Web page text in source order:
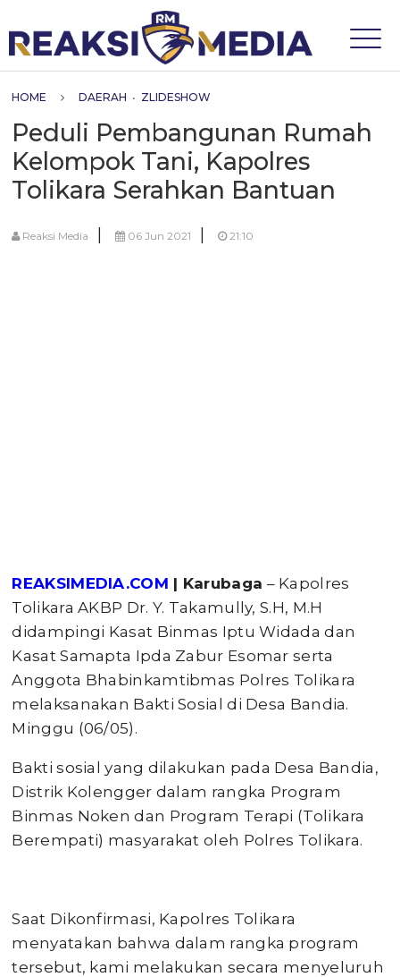
HOME DAERAH • ZLIDESHOW
Peduli Pembangunan Rumah
Kelompok Tani, Kapolres
Tolikara Serahkan Bantuan
Reaksi Media | 06 Jun 2021 | 21:10
REAKSIMEDIA.COM | Karubaga – Kapolres
Tolikara AKBP Dr. Y. Takamully, S.H, M.H
didampingi Kasat Binmas Iptu Widada dan
Kasat Samapta Ipda Zabur Esomar serta
Anggota Bhabinkamtibmas Polres Tolikara
melaksanakan Bakti Sosial di Desa Bandia.
Minggu (06/05).
Bakti sosial yang dilakukan pada Desa Bandia,
Distrik Kolengger dalam rangka Program
Binmas Noken dan Program Terapi (Tolikara
Berempati) masyarakat oleh Polres Tolikara.
Saat Dikonfirmasi, Kapolres Tolikara
menyatakan bahwa dalam rangka program
tersebut, kami melakukan secara menyeluruh